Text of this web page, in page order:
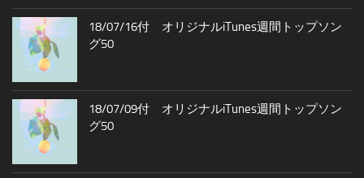
18/07/16付 オリジナルiTunes週間トップソン
グ50
18/07/09付 オリジナルiTunes週間トップソン
グ50